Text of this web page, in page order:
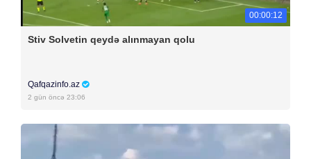
00:00:12
Stiv Solvetin qeydə alınmayan qolu
Qafqazinfo.az
2 gün öncə 23:06